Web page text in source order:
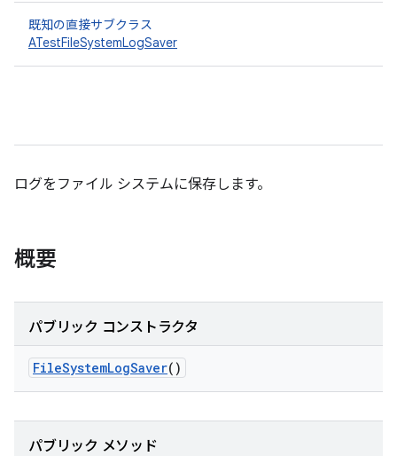
既知の直接サブクラス
ATestFileSystemLogSaver
ログをファイル システムに保存します。
概要
パブリック コンストラクタ
FileSystemLogSaver()
パブリック メソッド